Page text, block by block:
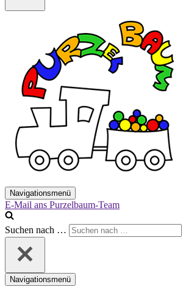
Navigationsmenü
E-Mail ans Purzelbaum-Team
Suchen nach …
Navigationsmenü